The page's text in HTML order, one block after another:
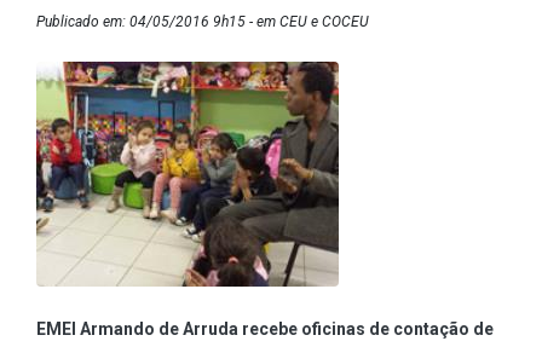
Publicado em: 04/05/2016 9h15 - em CEU e COCEU
EMEI Armando de Arruda recebe oficinas de contação de